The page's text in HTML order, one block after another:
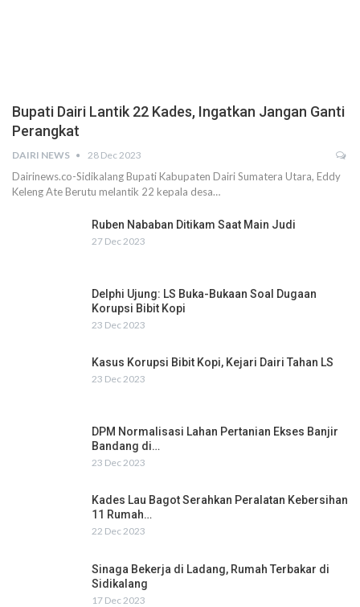
Bupati Dairi Lantik 22 Kades, Ingatkan Jangan Ganti
Perangkat
DAIRI NEWS 28 Dec 2023
Dairinews.co-Sidikalang Bupati Kabupaten Dairi Sumatera Utara, Eddy
Keleng Ate Berutu melantik 22 kepala desa…
Ruben Nababan Ditikam Saat Main Judi
27 Dec 2023
Delphi Ujung: LS Buka-Bukaan Soal Dugaan
Korupsi Bibit Kopi
23 Dec 2023
Kasus Korupsi Bibit Kopi, Kejari Dairi Tahan LS
23 Dec 2023
DPM Normalisasi Lahan Pertanian Ekses Banjir
Bandang di…
23 Dec 2023
Kades Lau Bagot Serahkan Peralatan Kebersihan
11 Rumah…
22 Dec 2023
Sinaga Bekerja di Ladang, Rumah Terbakar di
Sidikalang
17 Dec 2023